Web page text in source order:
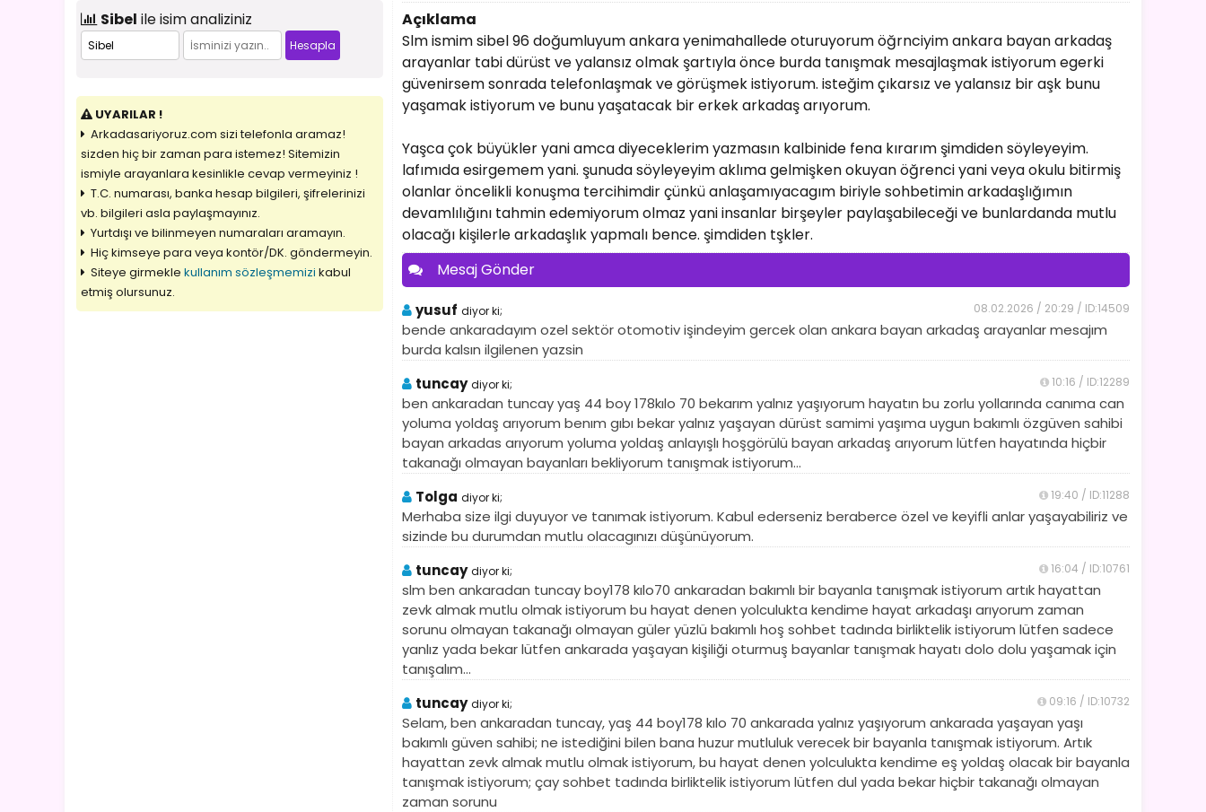
Sibel ile isim analiziniz
UYARILAR !
Arkadasariyoruz.com sizi telefonla aramaz!
sizden hiç bir zaman para istemez! Sitemizin
ismiyle arayanlara kesinlikle cevap vermeyiniz !
T.C. numarası, banka hesap bilgileri, şifrelerinizi
vb. bilgileri asla paylaşmayınız.
Yurtdışı ve bilinmeyen numaraları aramayın.
Hiç kimseye para veya kontör/DK. göndermeyin.
Siteye girmekle kullanım sözleşmemizi kabul
etmiş olursunuz.
Açıklama
Slm ismim sibel 96 doğumluyum ankara yenimahallede oturuyorum öğrnciyim ankara bayan arkadaş
arayanlar tabi dürüst ve yalansız olmak şartıyla önce burda tanışmak mesajlaşmak istiyorum egerki
güvenirsem sonrada telefonlaşmak ve görüşmek istiyorum. isteğim çıkarsız ve yalansız bir aşk bunu
yaşamak istiyorum ve bunu yaşatacak bir erkek arkadaş arıyorum.
Yaşca çok büyükler yani amca diyeceklerim yazmasın kalbinide fena kırarım şimdiden söyleyeyim.
lafımıda esirgemem yani. şunuda söyleyeyim aklıma gelmişken okuyan öğrenci yani veya okulu bitirmiş
olanlar öncelikli konuşma tercihimdir çünkü anlaşamıyacagım biriyle sohbetimin arkadaşlığımın
devamlılığını tahmin edemiyorum olmaz yani insanlar birşeyler paylaşabileceği ve bunlardanda mutlu
olacağı kişilerle arkadaşlık yapmalı bence. şimdiden tşkler.
Mesaj Gönder
yusuf diyor ki; 08.02.2026 / 20:29 / ID:14509
bende ankaradayım ozel sektör otomotiv işindeyim gercek olan ankara bayan arkadaş arayanlar mesajım
burda kalsın ilgilenen yazsin
tuncay diyor ki; 10:16 / ID:12289
ben ankaradan tuncay yaş 44 boy 178kılo 70 bekarım yalnız yaşıyorum hayatın bu zorlu yollarında canıma can
yoluma yoldaş arıyorum benım gıbı bekar yalnız yaşayan dürüst samimi yaşıma uygun bakımlı özgüven sahibi
bayan arkadas arıyorum yoluma yoldaş anlayışlı hoşgörülü bayan arkadaş arıyorum lütfen hayatında hiçbir
takanağı olmayan bayanları bekliyorum tanışmak istiyorum…
Tolga diyor ki; 19:40 / ID:11288
Merhaba size ilgi duyuyor ve tanımak istiyorum. Kabul ederseniz beraberce özel ve keyifli anlar yaşayabiliriz ve
sizinde bu durumdan mutlu olacagınızı düşünüyorum.
tuncay diyor ki; 16:04 / ID:10761
slm ben ankaradan tuncay boy178 kılo70 ankaradan bakımlı bir bayanla tanışmak istiyorum artık hayattan
zevk almak mutlu olmak istiyorum bu hayat denen yolculukta kendime hayat arkadaşı arıyorum zaman
sorunu olmayan takanağı olmayan güler yüzlü bakımlı hoş sohbet tadında birliktelik istiyorum lütfen sadece
yanlız yada bekar lütfen ankarada yaşayan kişiliği oturmuş bayanlar tanışmak hayatı dolo dolu yaşamak için
tanışalım...
tuncay diyor ki; 09:16 / ID:10732
Selam, ben ankaradan tuncay, yaş 44 boy178 kılo 70 ankarada yalnız yaşıyorum ankarada yaşayan yaşı
bakımlı güven sahibi; ne istediğini bilen bana huzur mutluluk verecek bir bayanla tanışmak istiyorum. Artık
hayattan zevk almak mutlu olmak istiyorum, bu hayat denen yolculukta kendime eş yoldaş olacak bir bayanla
tanışmak istiyorum; çay sohbet tadında birliktelik istiyorum lütfen dul yada bekar hiçbir takanağı olmayan
zaman sorunu